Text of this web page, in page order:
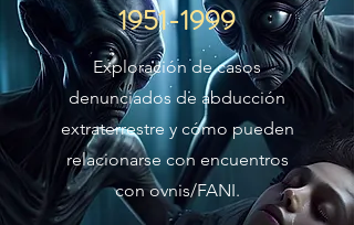
1951-1999
Exploración de casos
denunciados de abducción
extraterrestre y cómo pueden
relacionarse con encuentros
con ovnis/FANI.